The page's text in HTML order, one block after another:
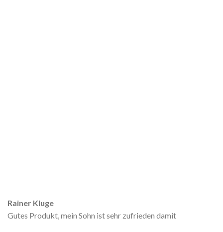
Rainer Kluge
Gutes Produkt, mein Sohn ist sehr zufrieden damit